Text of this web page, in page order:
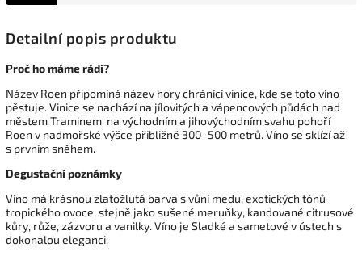
Detailní popis produktu
Proč ho máme rádi?
Název Roen připomíná název hory chránící vinice, kde se toto víno
pěstuje. Vinice se nachází na jílovitých a vápencových půdách nad
městem Traminem na východním a jihovýchodním svahu pohoří
Roen v nadmořské výšce přibližně 300–500 metrů. Víno se sklízí až
s prvním sněhem.
Degustační poznámky
Víno má krásnou zlatožlutá barva s vůní medu, exotických tónů
tropického ovoce, stejně jako sušené meruňky, kandované citrusové
kůry, růže, zázvoru a vanilky. Víno je Sladké a sametové v ústech s
dokonalou eleganci.